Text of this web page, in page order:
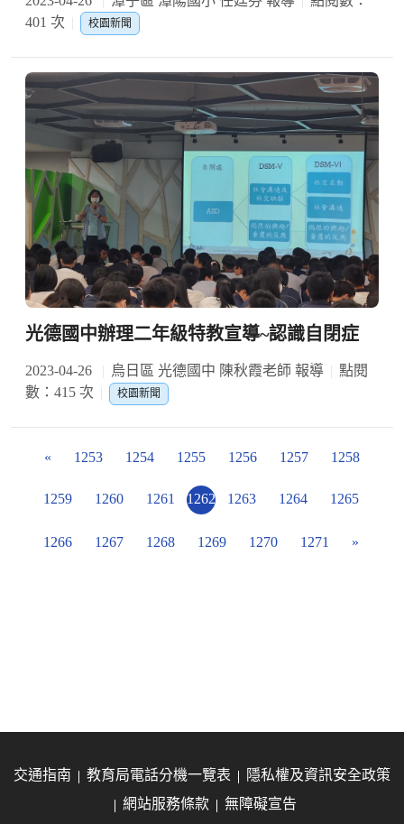
401 次
校園新聞
光德國中辦理二年級特教宣導~認識自閉症
2023-04-26 烏日區 光德國中 陳秋霞老師 報導
點閱
數：415 次
校園新聞
« 1253 1254 1255 1256 1257 1258
1259 1260 1261 1262 1263 1264 1265
1266 1267 1268 1269 1270 1271 »
交通指南 教育局電話分機一覽表
隱私權及資訊安全政策
網站服務條款
無障礙宣告